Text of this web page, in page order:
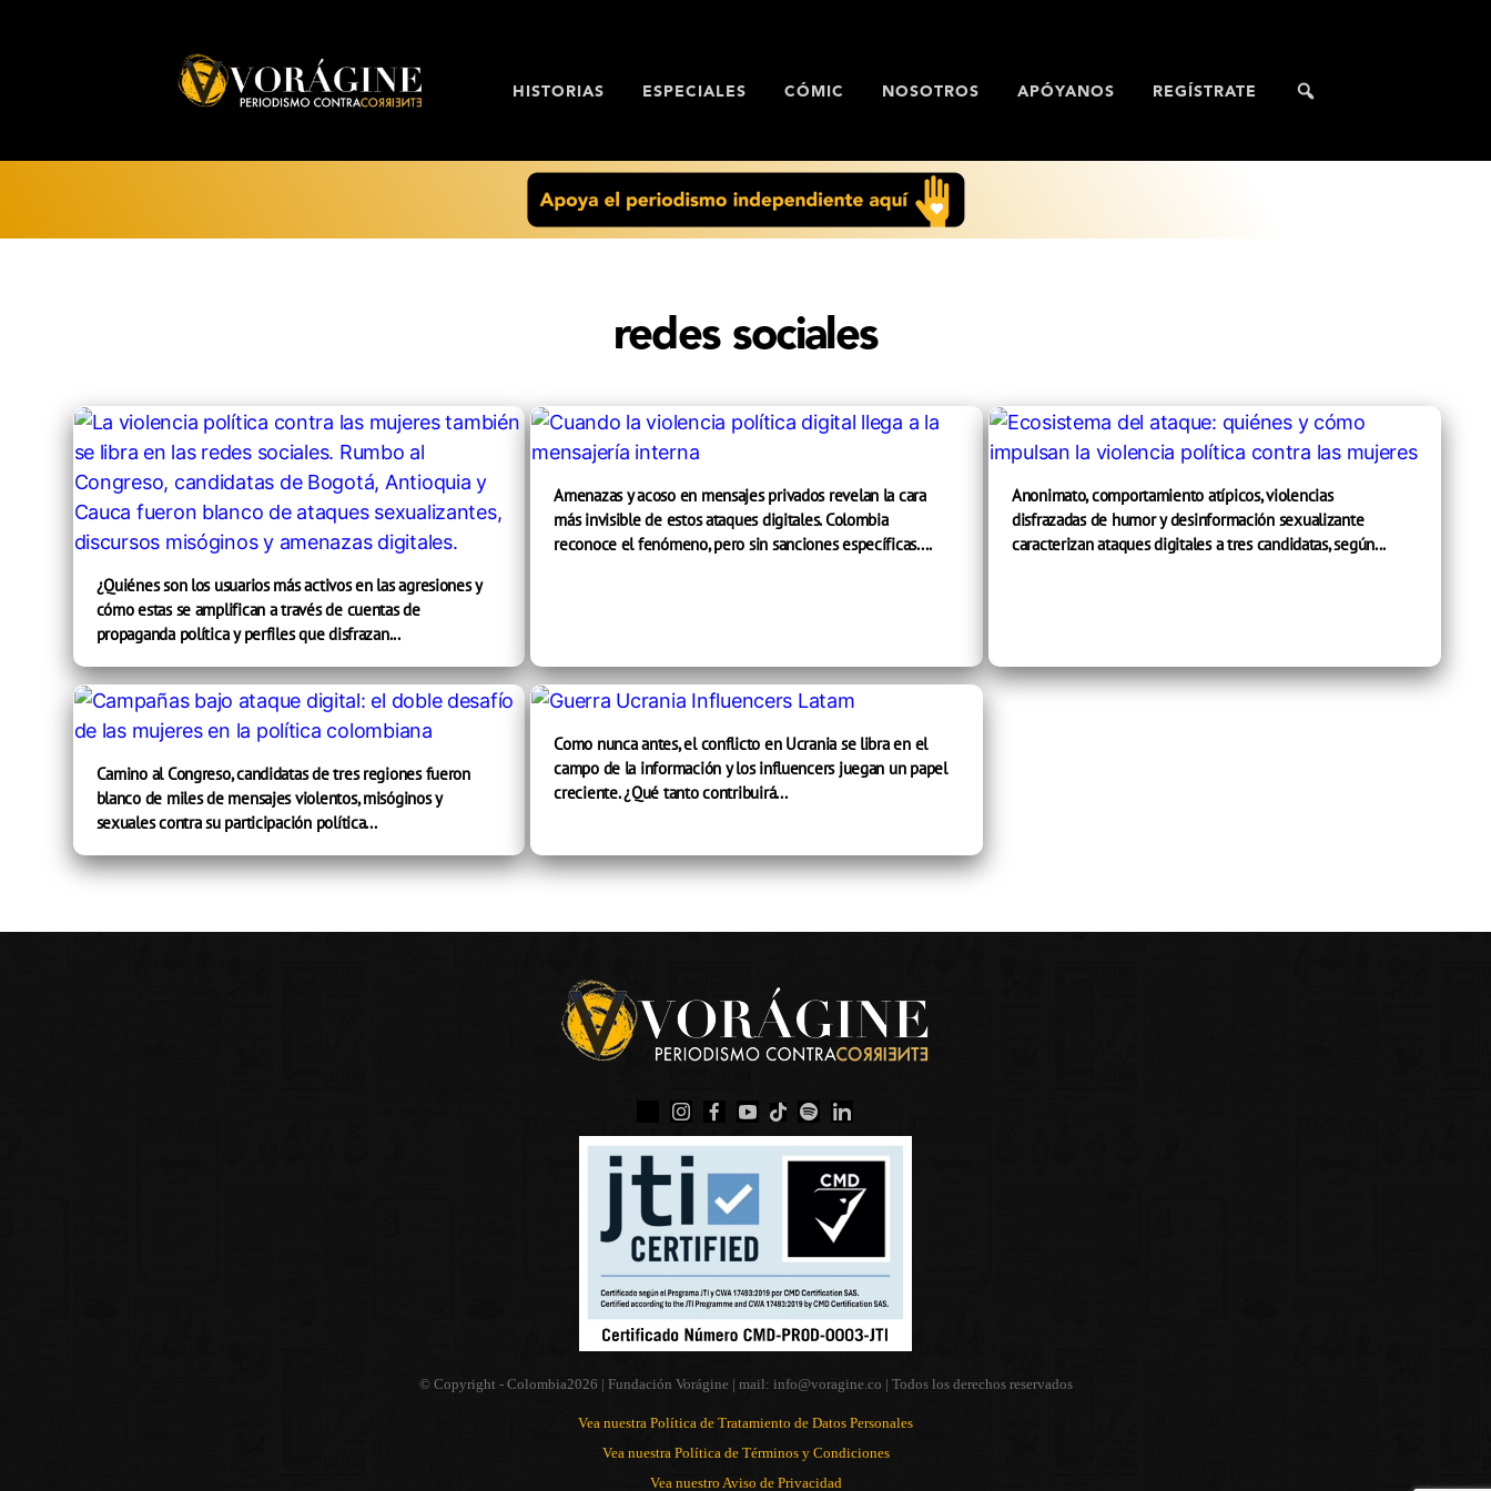
HISTORIAS ESPECIALES CÓMIC NOSOTROS APÓYANOS REGÍSTRATE
redes sociales
¿Quiénes son los usuarios más activos en las agresiones y
cómo estas se amplifican a través de cuentas de
propaganda política y perfiles que disfrazan...
Amenazas y acoso en mensajes privados revelan la cara
más invisible de estos ataques digitales. Colombia
reconoce el fenómeno, pero sin sanciones específicas....
Anonimato, comportamiento atípicos, violencias
disfrazadas de humor y desinformación sexualizante
caracterizan ataques digitales a tres candidatas, según...
Camino al Congreso, candidatas de tres regiones fueron
blanco de miles de mensajes violentos, misóginos y
sexuales contra su participación política...
Como nunca antes, el conflicto en Ucrania se libra en el
campo de la información y los influencers juegan un papel
creciente. ¿Qué tanto contribuirá...
© Copyright - Colombia2026 | Fundación Vorágine | mail: info@voragine.co | Todos los derechos reservados
Vea nuestra Política de Tratamiento de Datos Personales
Vea nuestra Política de Términos y Condiciones
Vea nuestro Aviso de Privacidad